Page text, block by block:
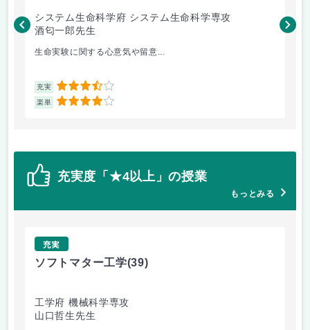
システム生命科学府 システム生命科学専攻
酒匂一郎先生
生命実験に関する心意気や留意...
充実 3.5
楽単 4
村
充実度「★4以上」の授業
もっとみる
充実
ソフトマター工学(39)
工学府 機械科学専攻
山口哲生先生